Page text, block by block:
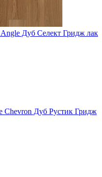
Дуб Селект Гридж лак
Chevron Дуб Рустик Гридж